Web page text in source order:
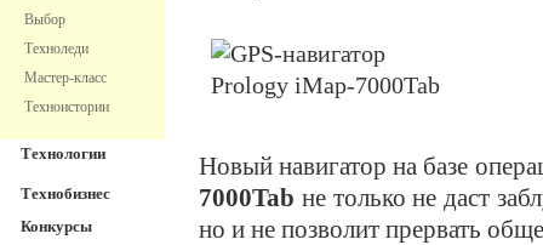
Выбор
Техноледи
Мастер-класс
Техноистории
Технологии
Технобизнес
Конкурсы
Новый навигатор на базе
7000Tab не только не даст
но и не позволит прервать